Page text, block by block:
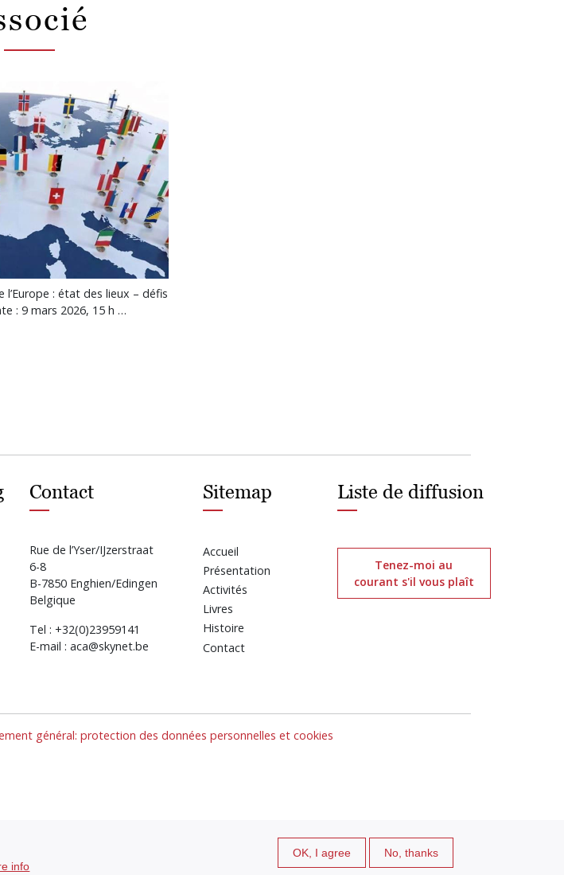
l’Europe : état des lieux – défis
: 9 mars 2026, 15 h …
Contact
Rue de l’Yser/IJzerstraat
6-8
B-7850 Enghien/Edingen
Belgique
Tel : +32(0)23959141
E-mail : aca@skynet.be
Sitemap
Accueil
Présentation
Activités
Livres
Histoire
Contact
Liste de diffusion
Tenez-moi au
courant s'il vous plaît
général: protection des données personnelles et cookies
info
OK, I agree No, thanks